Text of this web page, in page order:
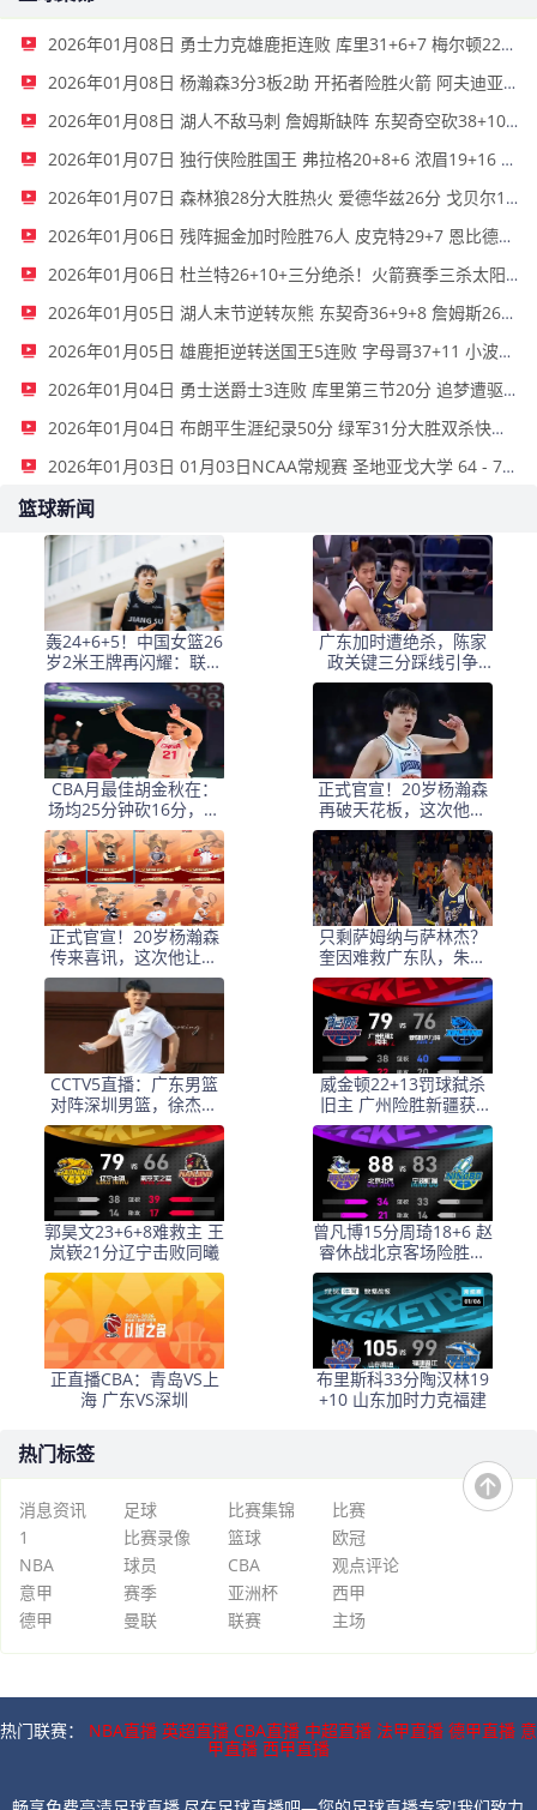
2026年01月08日 勇士力克雄鹿拒连败 库里31+6+7 梅尔顿22分 字母哥34+10+5
2026年01月08日 杨瀚森3分3板2助 开拓者险胜火箭 阿夫迪亚41分&伊森绝杀超时
2026年01月08日 湖人不敌马刺 詹姆斯缺阵 东契奇空砍38+10+10 文班16+14
2026年01月07日 独行侠险胜国王 弗拉格20+8+6 浓眉19+16 德罗赞失绝杀
2026年01月07日 森林狼28分大胜热火 爱德华兹26分 戈贝尔13+17 鲍威尔21分
2026年01月06日 残阵掘金加时险胜76人 皮克特29+7 恩比德32+10&关键干扰球
2026年01月06日 杜兰特26+10+三分绝杀！火箭赛季三杀太阳 申京缺阵 布克27分
2026年01月05日 湖人末节逆转灰熊 东契奇36+9+8 詹姆斯26+7+10 拉拉维亚26+5
2026年01月05日 雄鹿拒逆转送国王5连败 字母哥37+11 小波特25+10 威少21+6
2026年01月04日 勇士送爵士3连败 库里第三节20分 追梦遭驱逐 马卡空砍35+6
2026年01月04日 布朗平生涯纪录50分 绿军31分大胜双杀快船终结其6连胜
2026年01月03日 01月03日NCAA常规赛 圣地亚戈大学 64 - 74 旧金山大学 集锦
篮球新闻
轰24+6+5！中国女篮26
岁2米王牌再闪耀：联赛
第二，宫鲁鸣召她？
广东加时遭绝杀，陈家
政关键三分踩线引争
议，胡明轩11中3拖后腿
CBA月最佳胡金秋在：
场均25分钟砍16分，效
率值惊人，广厦登榜首
正式官宣！20岁杨瀚森
再破天花板，这次他让
姚明和整个篮坛沉默了
正式官宣！20岁杨瀚森
传来喜讯，这次他让姚
明和篮坛刮目相看
只剩萨姆纳与萨林杰？
奎因难救广东队，朱芳
雨或将继续引援
CCTV5直播：广东男篮
对阵深圳男篮，徐杰与
贺希宁、胡明轩迎战容
子峰
威金顿22+13罚球弑杀
旧主 广州险胜新疆获3
连胜
郭昊文23+6+8难救主 王
岚嵚21分辽宁击败同曦
曾凡博15分周琦18+6 赵
睿休战北京客场险胜宁
波
正直播CBA：青岛VS上
海 广东VS深圳
布里斯科33分陶汉林19
+10 山东加时力克福建
热门标签
消息资讯 足球 比赛集锦
比赛
1
比赛录像 篮球
欧冠
NBA
球员 CBA
观点评论
意甲
赛季 亚洲杯
西甲
德甲
曼联 联赛 主场
热门联赛： NBA直播 英超直播 CBA直播 中超直播 法甲直播 德甲直播 意
甲直播 西甲直播